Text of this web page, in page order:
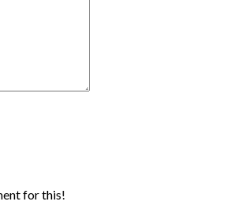
for this!